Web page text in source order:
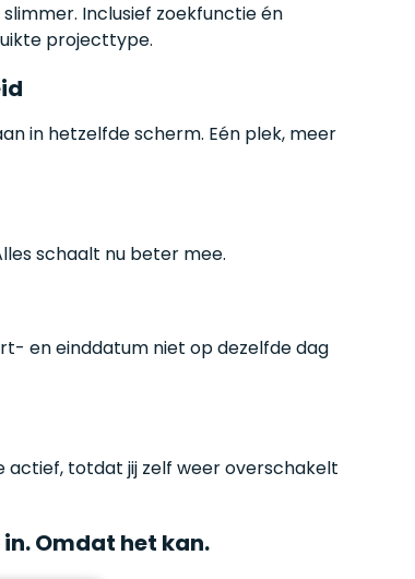
Inclusief zoekfunctie én
projecttype.
in hetzelfde scherm. Eén plek, meer
schaalt nu beter mee.
en einddatum niet op dezelfde dag
actief, totdat jij zelf weer overschakelt
Omdat het kan.